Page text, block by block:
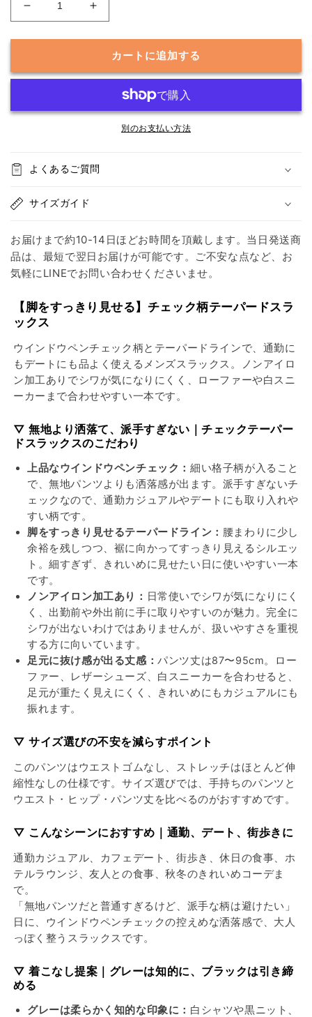
に
り
い
品
ッ
ク】
テ
ー
パ
ー
ド
ス
ラ
ッ
ス
の
数
量
を
減
ら
す
【シ
に
り
い
ッ
ク】
テ
パ
ド
ス
ラ
ッ
ス
の
数
量
を
や
す
カートに追加する
別のお支払い方法
よくあるご質問
サイズガイド
お届けまで約10-14日ほどお時間を頂戴します。当日発送商
品は、最短で翌日お届けが可能です。ご不安な点など、お
気軽にLINEでお問い合わせくださいませ。
【脚をすっきり見せる】チェック柄テーパードスラ
ックス
ウインドウペンチェック柄とテーパードラインで、通勤に
もデートにも品よく使えるメンズスラックス。ノンアイロ
ン加工ありでシワが気になりにくく、ローファーや白スニ
ーカーまで合わせやすい一本です。
▽ 無地より洒落て、派手すぎない｜チェックテーパー
ドスラックスのこだわり
上品なウインドウペンチェック： 細い格子柄が入ること
で、無地パンツよりも洒落感が出ます。派手すぎないチ
ェックなので、通勤カジュアルやデートにも取り入れや
すい柄です。
脚をすっきり見せるテーパードライン： 腰まわりに少し
余裕を残しつつ、裾に向かってすっきり見えるシルエッ
ト。細すぎず、きれいめに見せたい日に使いやすい一本
です。
ノンアイロン加工あり： 日常使いでシワが気になりにく
く、出勤前や外出前に手に取りやすいのが魅力。完全に
シワが出ないわけではありませんが、扱いやすさを重視
する方に向いています。
足元に抜け感が出る丈感：パンツ丈は87〜95cm。ロー
ファー、レザーシューズ、白スニーカーを合わせると、
足元が重たく見えにくく、きれいめにもカジュアルにも
振れます。
▽ サイズ選びの不安を減らすポイント
このパンツはウエストゴムなし、ストレッチはほとんど伸
縮性なしの仕様です。サイズ選びでは、手持ちのパンツと
ウエスト・ヒップ・パンツ丈を比べるのがおすすめです。
▽ こんなシーンにおすすめ｜通勤、デート、街歩きに
通勤カジュアル、カフェデート、街歩き、休日の食事、ホ
テルラウンジ、友人との食事、秋冬のきれいめコーデま
で。
「無地パンツだと普通すぎるけど、派手な柄は避けたい」
日に、ウインドウペンチェックの控えめな洒落感で、大人
っぽく整うスラックスです。
▽ 着こなし提案｜グレーは知的に、ブラックは引き締
める
グレーは柔らかく知的な印象に： 白シャツや黒ニット、